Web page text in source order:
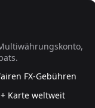
FX-Gebühren
+ Karte weltweit